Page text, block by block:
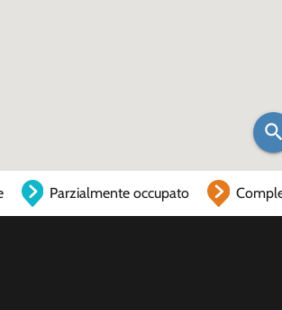
Parzialmente occupato